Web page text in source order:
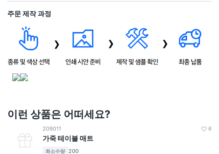
주문 제작 과정
이런 상품은 어떠세요?
209011 6
가죽 테이블 매트
최소수량 200